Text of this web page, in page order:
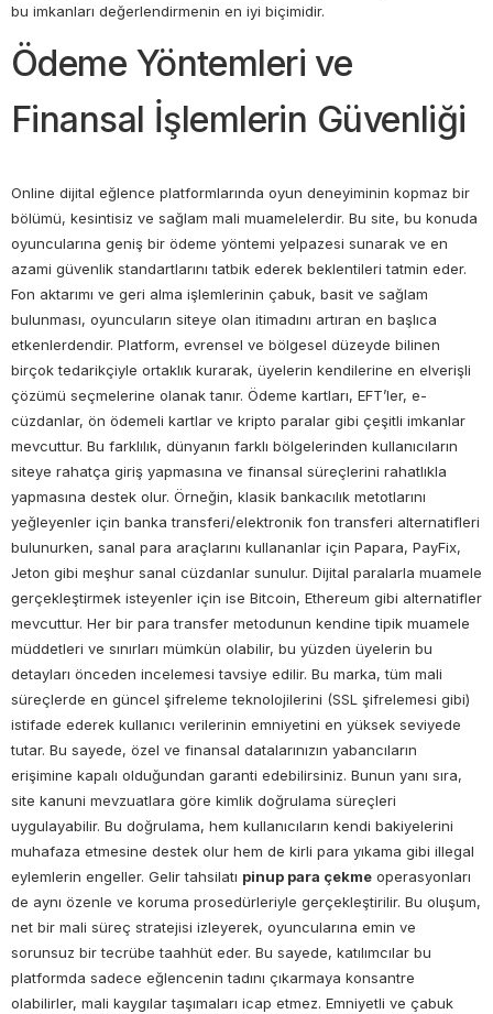
bu imkanları değerlendirmenin en iyi biçimidir.
Ödeme Yöntemleri ve
Finansal İşlemlerin Güvenliği
Online dijital eğlence platformlarında oyun deneyiminin kopmaz bir
bölümü, kesintisiz ve sağlam mali muamelelerdir. Bu site, bu konuda
oyuncularına geniş bir ödeme yöntemi yelpazesi sunarak ve en
azami güvenlik standartlarını tatbik ederek beklentileri tatmin eder.
Fon aktarımı ve geri alma işlemlerinin çabuk, basit ve sağlam
bulunması, oyuncuların siteye olan itimadını artıran en başlıca
etkenlerdendir. Platform, evrensel ve bölgesel düzeyde bilinen
birçok tedarikçiyle ortaklık kurarak, üyelerin kendilerine en elverişli
çözümü seçmelerine olanak tanır. Ödeme kartları, EFT’ler, e-
cüzdanlar, ön ödemeli kartlar ve kripto paralar gibi çeşitli imkanlar
mevcuttur. Bu farklılık, dünyanın farklı bölgelerinden kullanıcıların
siteye rahatça giriş yapmasına ve finansal süreçlerini rahatlıkla
yapmasına destek olur. Örneğin, klasik bankacılık metotlarını
yeğleyenler için banka transferi/elektronik fon transferi alternatifleri
bulunurken, sanal para araçlarını kullananlar için Papara, PayFix,
Jeton gibi meşhur sanal cüzdanlar sunulur. Dijital paralarla muamele
gerçekleştirmek isteyenler için ise Bitcoin, Ethereum gibi alternatifler
mevcuttur. Her bir para transfer metodunun kendine tipik muamele
müddetleri ve sınırları mümkün olabilir, bu yüzden üyelerin bu
detayları önceden incelemesi tavsiye edilir. Bu marka, tüm mali
süreçlerde en güncel şifreleme teknolojilerini (SSL şifrelemesi gibi)
istifade ederek kullanıcı verilerinin emniyetini en yüksek seviyede
tutar. Bu sayede, özel ve finansal datalarınızın yabancıların
erişimine kapalı olduğundan garanti edebilirsiniz. Bunun yanı sıra,
site kanuni mevzuatlara göre kimlik doğrulama süreçleri
uygulayabilir. Bu doğrulama, hem kullanıcıların kendi bakiyelerini
muhafaza etmesine destek olur hem de kirli para yıkama gibi illegal
eylemlerin engeller. Gelir tahsilatı pinup para çekme operasyonları
de aynı özenle ve koruma prosedürleriyle gerçekleştirilir. Bu oluşum,
net bir mali süreç stratejisi izleyerek, oyuncularına emin ve
sorunsuz bir tecrübe taahhüt eder. Bu sayede, katılımcılar bu
platformda sadece eğlencenin tadını çıkarmaya konsantre
olabilirler, mali kaygılar taşımaları icap etmez. Emniyetli ve çabuk